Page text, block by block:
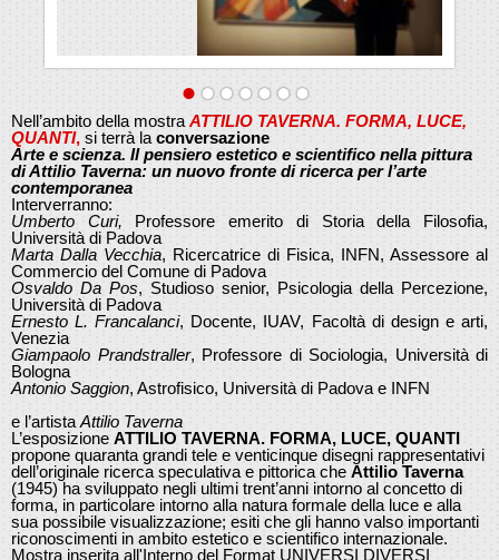
Nell’ambito della mostra ATTILIO TAVERNA. FORMA, LUCE,
QUANTI, si terrà la conversazione
Arte e scienza. Il pensiero estetico e scientifico nella pittura
di Attilio Taverna: un nuovo fronte di ricerca per l’arte
contemporanea
Interverranno:
Umberto Curi, Professore emerito di Storia della Filosofia,
Università di Padova
Marta Dalla Vecchia, Ricercatrice di Fisica, INFN, Assessore al
Commercio del Comune di Padova
Osvaldo Da Pos, Studioso senior, Psicologia della Percezione,
Università di Padova
Ernesto L. Francalanci, Docente, IUAV, Facoltà di design e arti,
Venezia
Giampaolo Prandstraller, Professore di Sociologia, Università di
Bologna
Antonio Saggion, Astrofisico, Università di Padova e INFN
e l’artista Attilio Taverna
L’esposizione ATTILIO TAVERNA. FORMA, LUCE, QUANTI
propone quaranta grandi tele e venticinque disegni rappresentativi
dell’originale ricerca speculativa e pittorica che Attilio Taverna
(1945) ha sviluppato negli ultimi trent’anni intorno al concetto di
forma, in particolare intorno alla natura formale della luce e alla
sua possibile visualizzazione; esiti che gli hanno valso importanti
riconoscimenti in ambito estetico e scientifico internazionale.
Mostra inserita all'Interno del Format UNIVERSI DIVERSI